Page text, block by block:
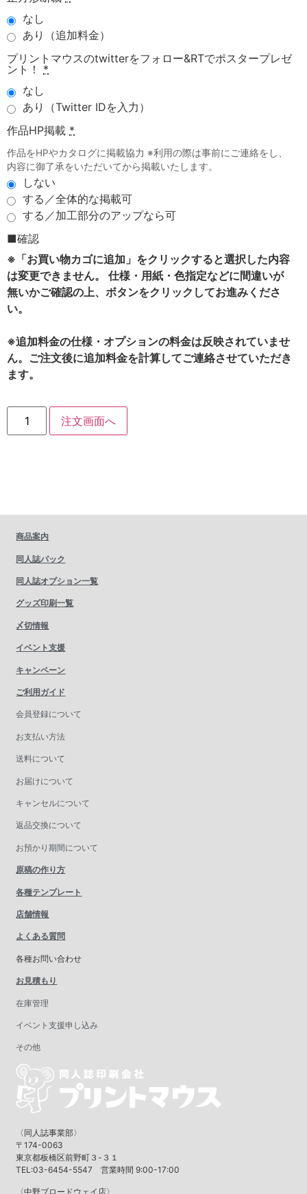
なし
あり（追加料金）
プリントマウスのtwitterをフォロー&RTでポスタープレゼ
ント！
*
なし
あり（Twitter IDを入力）
作品HP掲載 *
作品をHPやカタログに掲載協力 ※利用の際は事前にご連絡をし、
内容に御了承をいただいてから掲載いたします。
しない
する／全体的な掲載可
する／加工部分のアップなら可
■確認
※「お買い物カゴに追加」をクリックすると選択した内容
は変更できません。 仕様・用紙・色指定などに間違いが
無いかご確認の上、ボタンをクリックしてお進みくださ
い。
※追加料金の仕様・オプションの料金は反映されていませ
ん。ご注文後に追加料金を計算してご連絡させていただき
ます。
注文画面へ
商品案内
同人誌パック
同人誌オプション一覧
グッズ印刷一覧
〆切情報
イベント支援
キャンペーン
ご利用ガイド
会員登録について
お支払い方法
送料について
お届けについて
キャンセルについて
返品交換について
お預かり期間について
原稿の作り方
各種テンプレート
店舗情報
よくある質問
各種お問い合わせ
お見積もり
在庫管理
イベント支援申し込み
その他
〈同人誌事業部〉
〒174-0063
東京都板橋区前野町３-３１
TEL:03-6454-5547 営業時間 9:00-17:00
〈中野ブロードウェイ店〉